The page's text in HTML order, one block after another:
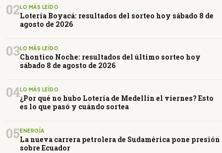
02LO MÁS LEÍDO
Lotería Boyacá: resultados del sorteo hoy sábado 8 de
agosto de 2026
03LO MÁS LEÍDO
Chontico Noche: resultados del último sorteo hoy
sábado 8 de agosto de 2026
04LO MÁS LEÍDO
¿Por qué no hubo Lotería de Medellín el viernes? Esto
es lo que pasó y cuándo sortea
05ENERGÍA
La nueva carrera petrolera de Sudamérica pone presión
sobre Ecuador